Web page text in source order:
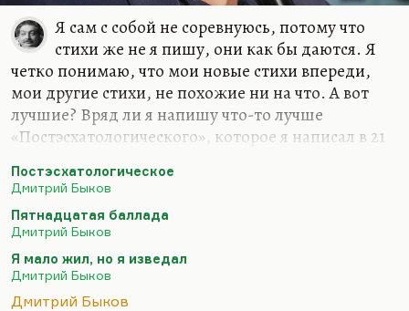
Я сам с собой не соревнуюсь, потому что
стихи же не я пишу, они как бы даются. Я
четко понимаю, что мои новые стихи впереди,
мои другие стихи, не похожие ни на что. А вот
лучшие? Вряд ли я напишу что-то лучше
«Постэсхатологического», которое я написал в 21
я напишу что-то лучше «Пятнадцатой баллады»
(«Если б был я Дэн Браун…») или моего самого
любимого стихотворения – «Сказки о рыбаке и
рыбке»… Вообще, лучшее стихотворение мое
звучит так:
Я мало жил, но я изведал
Постэсхатологическое
Дмитрий Быков
Пятнадцатая баллада
Дмитрий Быков
Я мало жил, но я изведал
Дмитрий Быков
Дмитрий Быков